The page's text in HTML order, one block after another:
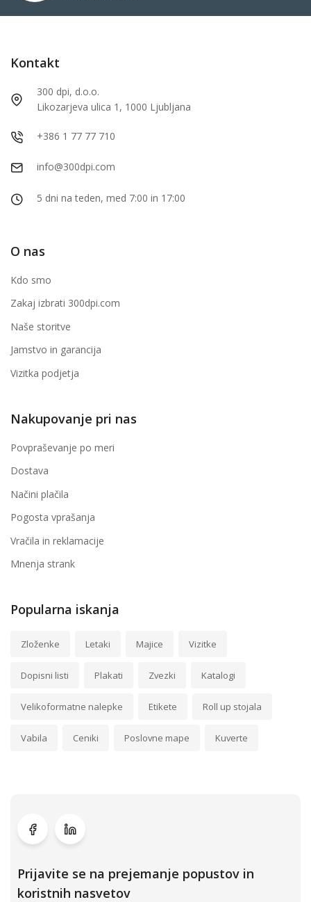
Kontakt
300 dpi, d.o.o.
Likozarjeva ulica 1, 1000 Ljubljana
+386 1 77 77 710
info@300dpi.com
5 dni na teden, med 7:00 in 17:00
O nas
Kdo smo
Zakaj izbrati 300dpi.com
Naše storitve
Jamstvo in garancija
Vizitka podjetja
Nakupovanje pri nas
Povpraševanje po meri
Dostava
Načini plačila
Pogosta vprašanja
Vračila in reklamacije
Mnenja strank
Popularna iskanja
Zloženke Letaki Majice Vizitke
Dopisni listi Plakati Zvezki Katalogi
Velikoformatne nalepke Etikete Roll up stojala
Vabila Ceniki Poslovne mape Kuverte
Prijavite se na prejemanje popustov in
koristnih nasvetov